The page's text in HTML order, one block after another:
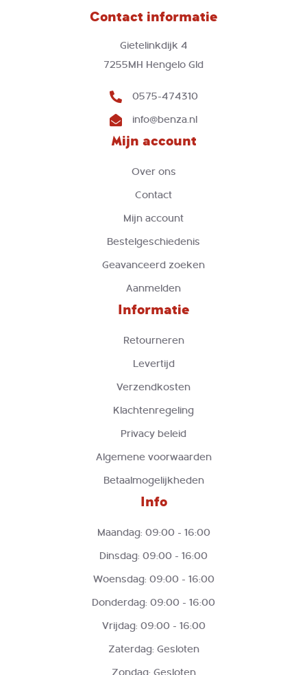
Contact informatie
Gietelinkdijk 4
7255MH Hengelo Gld
0575-474310
info@benza.nl
Mijn account
Over ons
Contact
Mijn account
Bestelgeschiedenis
Geavanceerd zoeken
Aanmelden
Informatie
Retourneren
Levertijd
Verzendkosten
Klachtenregeling
Privacy beleid
Algemene voorwaarden
Betaalmogelijkheden
Info
Maandag: 09:00 - 16:00
Dinsdag: 09:00 - 16:00
Woensdag: 09:00 - 16:00
Donderdag: 09:00 - 16:00
Vrijdag: 09:00 - 16:00
Zaterdag: Gesloten
Zondag: Gesloten